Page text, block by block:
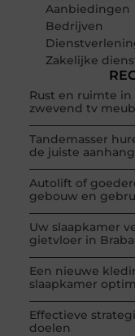
Aanbiedingen
Bedrijven
Zakelijke
Rust en ruimte
zwevend tv
Tandemasser
de juiste
Autolift of
gebouw en
Uw slaapkamer
gietvloer in
Een nieuwe
slaapkamer
Effectieve
doelen